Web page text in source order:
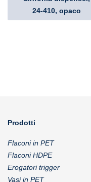
24-410, opaco
Prodotti
Flaconi in PET
Flaconi HDPE
Erogatori trigger
Vasi in PET